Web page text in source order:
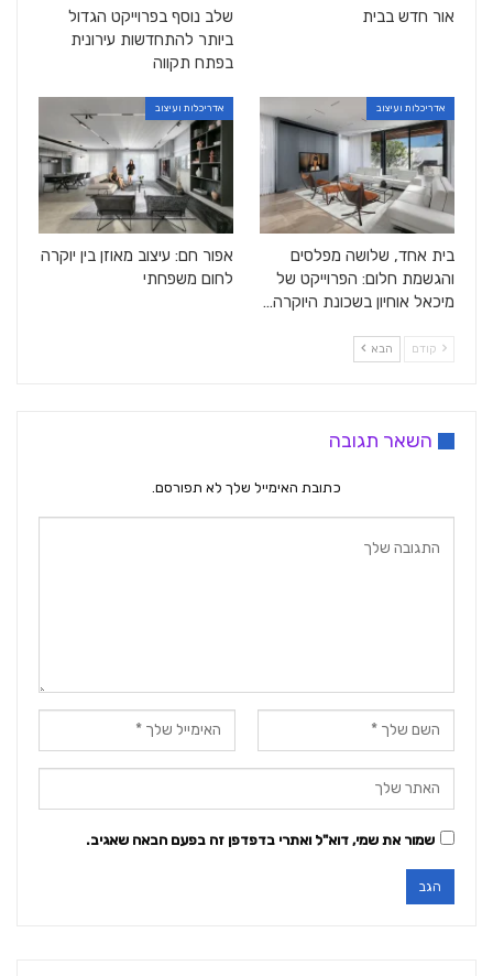
אור חדש בבית
שלב נוסף בפרוייקט הגדול
ביותר להתחדשות עירונית
בפתח תקווה
אדריכלות ועיצוב
בית אחד, שלושה מפלסים
והגשמת חלום: הפרוייקט של
מיכאל אוחיון בשכונת היוקרה…
אדריכלות ועיצוב
אפור חם: עיצוב מאוזן בין יוקרה
לחום משפחתי
קודם הבא
השאר תגובה
כתובת האימייל שלך לא תפורסם.
שמור את שמי, דוא"ל ואתרי בדפדפן זה בפעם הבאה שאגיב.